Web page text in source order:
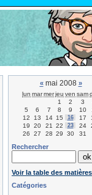
«mai 2008 »
lun marmerjeu ven sam
1
2 3
5
6 7 8 9 10
12
13 14 15 16 17
19
20 21 22 23 24
26
27 28 29 30 31
Rechercher
Voir la table des matières
Catégories